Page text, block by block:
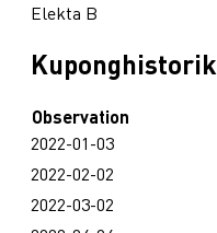
Elekta B
Kuponghistorik
Observation
2022-01-03
2022-02-02
2022-03-02